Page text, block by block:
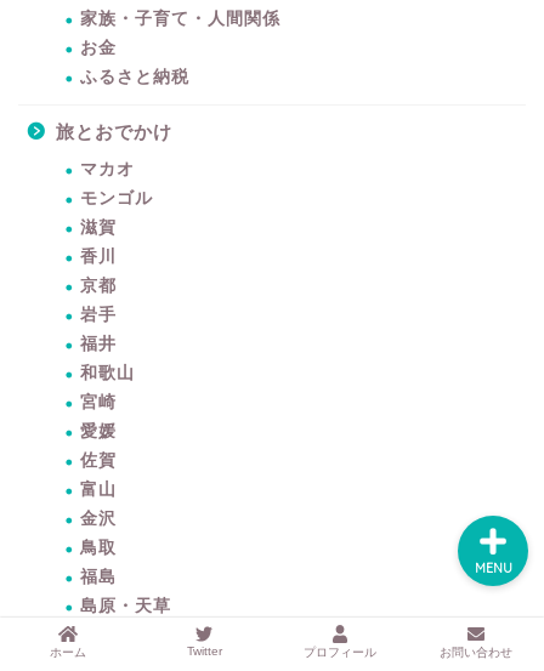
家族・子育て・人間関係
お金
ふるさと納税
旅とおでかけ
マカオ
モンゴル
滋賀
香川
京都
岩手
福井
和歌山
宮崎
愛媛
佐賀
富山
金沢
鳥取
福島
島原・天草
ホーム Twitter プロフィール お問い合わせ
MENU